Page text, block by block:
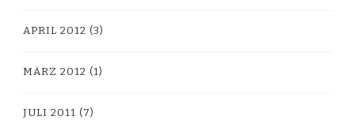
APRIL 2012 (3)
MÄRZ 2012 (1)
JULI 2011 (7)